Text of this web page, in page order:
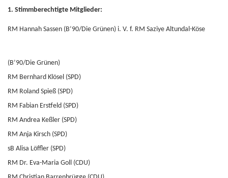
1. Stimmberechtigte Mitglieder:
RM Hannah Sassen (B‘90/Die Grünen) i. V. f. RM Saziye Altundal-Köse
(B’90/Die Grünen)
RM Bernhard Klösel (SPD)
RM Roland Spieß (SPD)
RM Fabian Erstfeld (SPD)
RM Andrea Keßler (SPD)
RM Anja Kirsch (SPD)
sB Alisa Löffler (SPD)
RM Dr. Eva-Maria Goll (CDU)